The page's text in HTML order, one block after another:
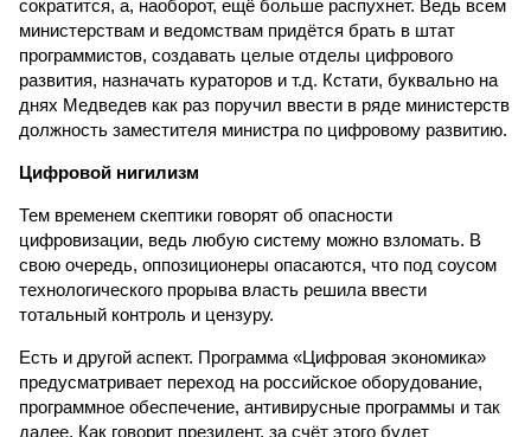
сократится, а, наоборот, ещё больше распухнет. Ведь всем
министерствам и ведомствам придётся брать в штат
программистов, создавать целые отделы цифрового
развития, назначать кураторов и т.д. Кстати, буквально на
днях Медведев как раз поручил ввести в ряде министерств
должность заместителя министра по цифровому развитию.
Цифровой нигилизм
Тем временем скептики говорят об опасности
цифровизации, ведь любую систему можно взломать. В
свою очередь, оппозиционеры опасаются, что под соусом
технологического прорыва власть решила ввести
тотальный контроль и цензуру.
Есть и другой аспект. Программа «Цифровая экономика»
предусматривает переход на российское оборудование,
программное обеспечение, антивирусные программы и так
далее. Как говорит президент, за счёт этого будет